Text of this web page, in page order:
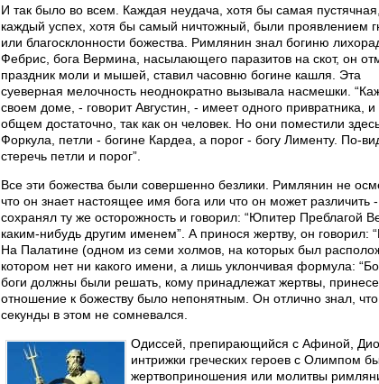
И так было во всем. Каждая неудача, хотя бы самая пустячная,
каждый успех, хотя бы самый ничтожный, были проявлением
или благосклонности божества. Римлянин знал богиню
Фебрис, бога Вермина, насылающего паразитов на скот, он
праздник моли и мышей, ставил часовню богине кашля. Эта
суеверная мелочность неоднократно вызывала насмешки.
своем доме, - говорит Августин, - имеет одного привратника, и
общем достаточно, так как он человек. Но они поместили
Форкула, петли - богине Кардеа, а порог - богу Лименту. По-
стеречь петли и порог”.
Все эти божества были совершенно безлики. Римлянин не
что он знает настоящее имя бога или что он может различить
сохранял ту же осторожность и говорил: “Юпитер Преблагой
каким-нибудь другим именем”. А принося жертву, он
На Палатине (одном из семи холмов, на которых был
котором нет ни какого имени, а лишь уклончивая формула:
боги должны были решать, кому принадлежат жертвы,
отношение к божеству было непонятным. Он отлично знал,
секунды в этом не сомневался.
Одиссей, препирающийся с Афиной,
интрижки греческих героев с Олимпом
жертвоприношения или молитвы